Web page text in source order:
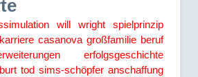
will wright
spielprinzip
karriere casanova großfamilie beruf
erfolgsgeschichte
tod sims-schöpfer anschaffung